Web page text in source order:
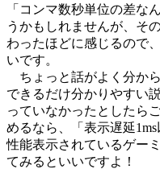
「コンマ数秒単位の差な
うかもしれませんが、そ
わったほどに感じるので
いです。
ちょっと話がよく分か
できるだけ分かりやすい
っていなかったとしたら
めるなら、「表示遅延
性能表示されているゲー
てみるといいですよ！